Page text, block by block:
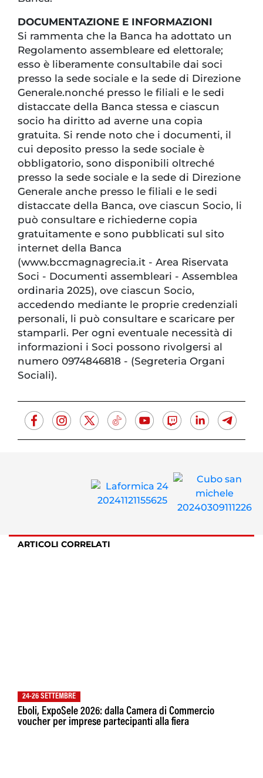
DOCUMENTAZIONE E INFORMAZIONI
Si rammenta che la Banca ha adottato un
Regolamento assembleare ed elettorale;
esso è liberamente consultabile dai soci
presso la sede sociale e la sede di Direzione
Generale.nonché presso le filiali e le sedi
distaccate della Banca stessa e ciascun
socio ha diritto ad averne una copia
gratuita. Si rende noto che i documenti, il
cui deposito presso la sede sociale è
obbligatorio, sono disponibili oltreché
presso la sede sociale e la sede di Direzione
Generale anche presso le filiali e le sedi
distaccate della Banca, ove ciascun Socio, li
può consultare e richiederne copia
gratuitamente e sono pubblicati sul sito
internet della Banca
(www.bccmagnagrecia.it - Area Riservata
Soci - Documenti assembleari - Assemblea
ordinaria 2025), ove ciascun Socio,
accedendo mediante le proprie credenziali
personali, li può consultare e scaricare per
stam­parli. Per ogni eventuale necessità di
informazioni i Soci possono rivolgersi al
numero 0974846818 - (Segreteria Organi
Sociali).
ARTICOLI CORRELATI
24-26 SETTEMBRE
Eboli, ExpoSele 2026: dalla Camera di Commercio
voucher per imprese partecipanti alla fiera